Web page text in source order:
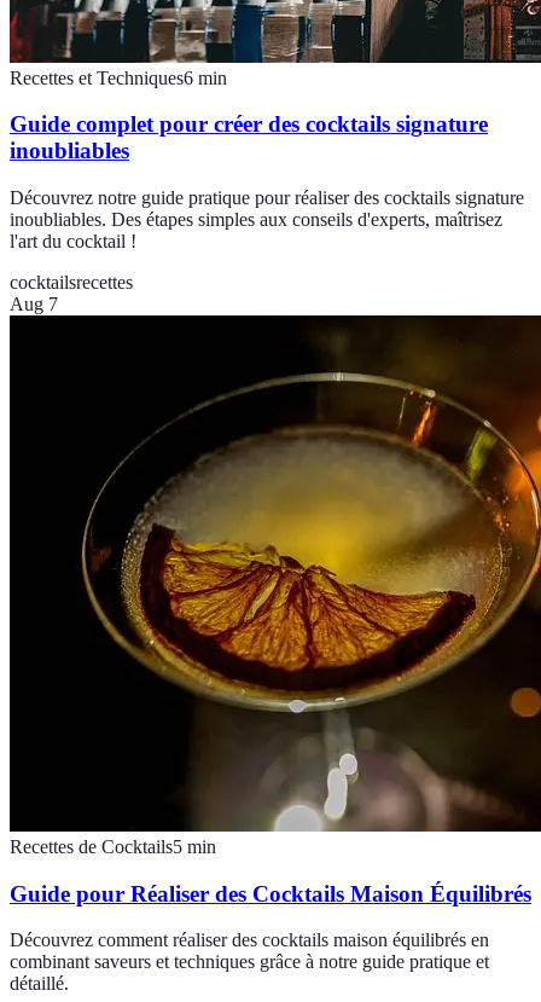
Recettes et Techniques6 min
Guide complet pour créer des cocktails signature
inoubliables
Découvrez notre guide pratique pour réaliser des cocktails signature
inoubliables. Des étapes simples aux conseils d'experts, maîtrisez
l'art du cocktail !
cocktailsrecettes
Aug 7
Recettes de Cocktails5 min
Guide pour Réaliser des Cocktails Maison Équilibrés
Découvrez comment réaliser des cocktails maison équilibrés en
combinant saveurs et techniques grâce à notre guide pratique et
détaillé.